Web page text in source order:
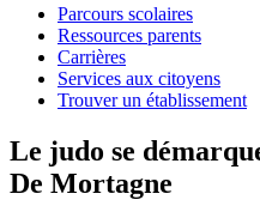
Parcours scolaires
Ressources parents
Carrières
Services aux citoyens
Trouver un établissement
Le judo se
De Mortagne